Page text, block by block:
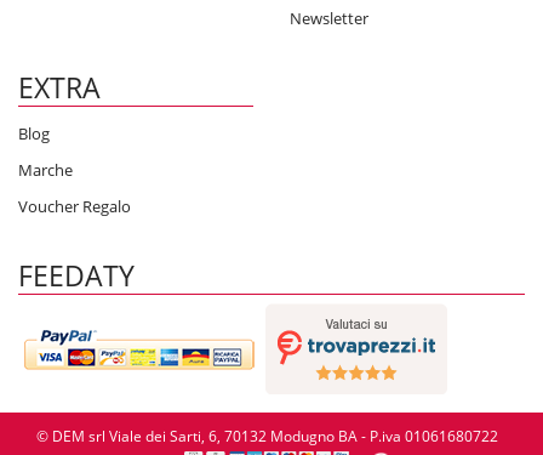
Newsletter
EXTRA
Blog
Marche
Voucher Regalo
FEEDATY
© DEM srl Viale dei Sarti, 6, 70132 Modugno BA - P.iva 01061680722